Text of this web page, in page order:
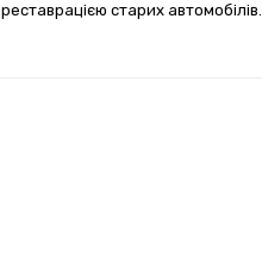
реставрацією старих автомобілів.